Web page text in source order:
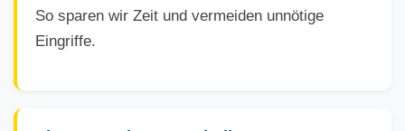
So sparen wir Zeit und vermeiden unnötige
Eingriffe.